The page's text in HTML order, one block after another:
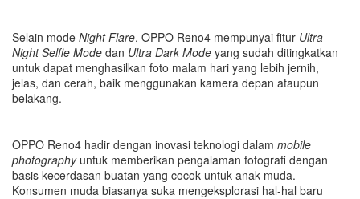
Selain mode Night Flare, OPPO Reno4 mempunyai fitur Ultra
Night Selfie Mode dan Ultra Dark Mode yang sudah ditingkatkan
untuk dapat menghasilkan foto malam hari yang lebih jernih,
jelas, dan cerah, baik menggunakan kamera depan ataupun
belakang.
OPPO Reno4 hadir dengan inovasi teknologi dalam mobile
photography untuk memberikan pengalaman fotografi dengan
basis kecerdasan buatan yang cocok untuk anak muda.
Konsumen muda biasanya suka mengeksplorasi hal-hal baru